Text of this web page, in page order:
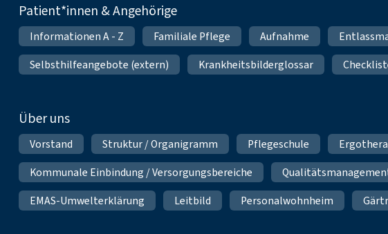
Patient*innen & Angehörige
Informationen A - Z Familiale Pflege Aufnahme
Selbsthilfeangebote (extern)
Krankheitsbilderglossar
Über uns
Vorstand Struktur / Organigramm Pflegeschule
Kommunale Einbindung / Versorgungsbereiche
EMAS-Umwelterklärung
Leitbild Personalwohnheim